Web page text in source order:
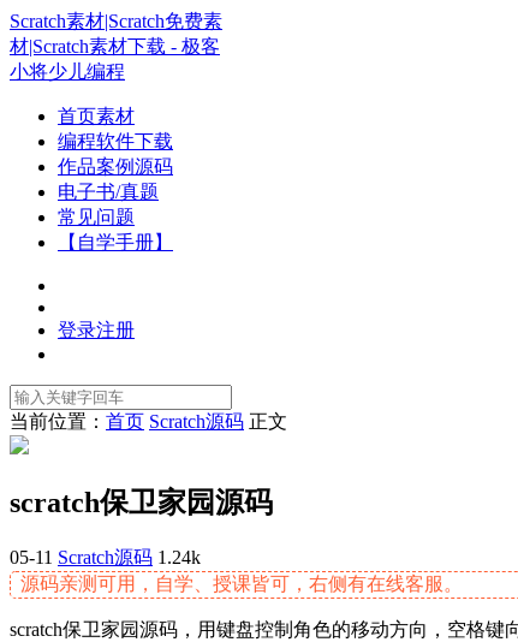
Scratch素材|Scratch免费素
材|Scratch素材下载 - 极客
小将少儿编程
首页素材
编程软件下载
作品案例源码
电子书/真题
常见问题
【自学手册】
登录注册
当前位置： 首页 Scratch源码 正文
scratch保卫家园源码
05-11 Scratch源码 1.24k
源码亲测可用，自学、授课皆可，右侧有在线客服。
scratch保卫家园源码，用键盘控制角色的移动方向，空格键